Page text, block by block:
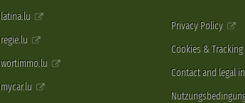
latina.lu
regie.lu
wortimmo.lu
mycar.lu
Privacy Policy
Cookies & Tracking
Contact and legal